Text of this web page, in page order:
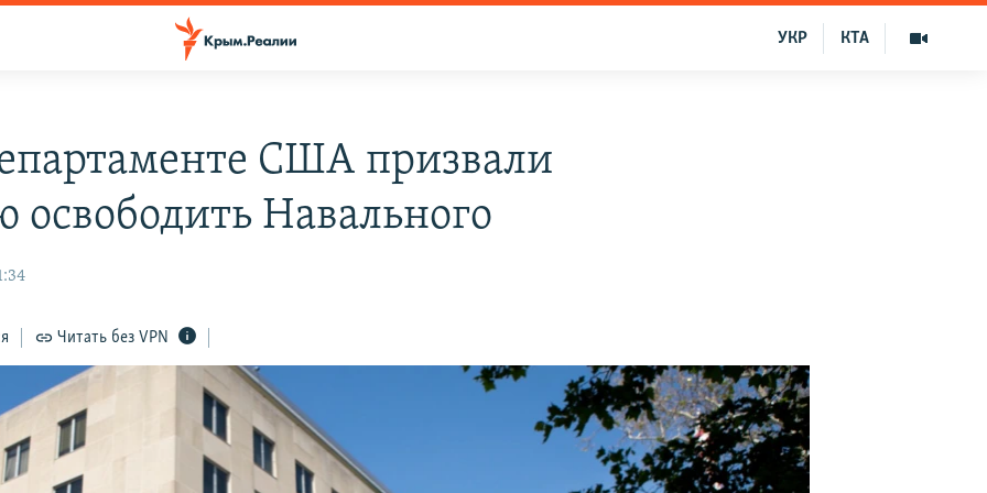
КТА
УКР
США призвали
освободить Навального
Читать без VPN